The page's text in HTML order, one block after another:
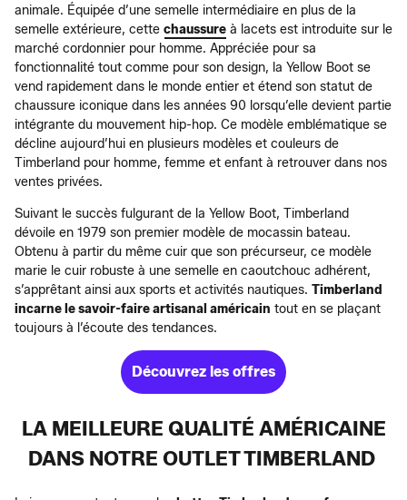
animale. Équipée d’une semelle intermédiaire en plus de la
semelle extérieure, cette chaussure à lacets est introduite sur le
marché cordonnier pour homme. Appréciée pour sa
fonctionnalité tout comme pour son design, la Yellow Boot se
vend rapidement dans le monde entier et étend son statut de
chaussure iconique dans les années 90 lorsqu’elle devient partie
intégrante du mouvement hip-hop. Ce modèle emblématique se
décline aujourd’hui en plusieurs modèles et couleurs de
Timberland pour homme, femme et enfant à retrouver dans nos
ventes privées.
Suivant le succès fulgurant de la Yellow Boot, Timberland
dévoile en 1979 son premier modèle de mocassin bateau.
Obtenu à partir du même cuir que son précurseur, ce modèle
marie le cuir robuste à une semelle en caoutchouc adhérent,
s’apprêtant ainsi aux sports et activités nautiques. Timberland
incarne le savoir-faire artisanal américain tout en se plaçant
toujours à l’écoute des tendances.
Découvrez les offres
LA MEILLEURE QUALITÉ AMÉRICAINE
DANS NOTRE OUTLET TIMBERLAND